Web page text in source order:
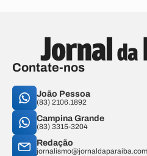
Contate-nos
João Pessoa
(83) 2106.1892
Campina Grande
(83) 3315-3204
Redação